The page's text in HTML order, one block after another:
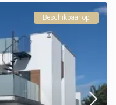
Beschikbaar op